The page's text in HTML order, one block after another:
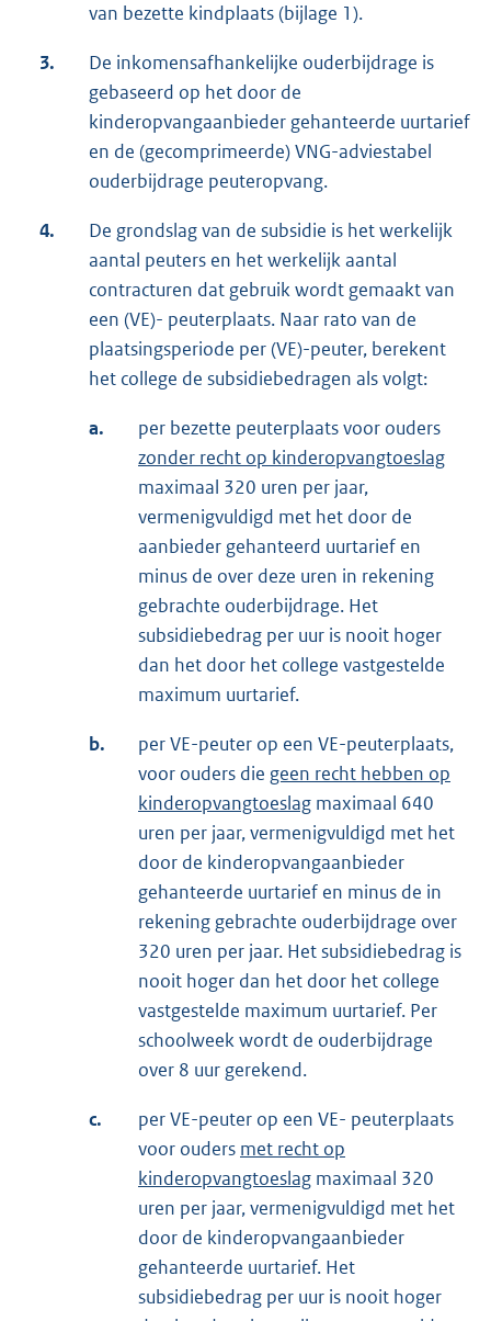
van bezette kindplaats (bijlage 1).
3.
De inkomensafhankelijke ouderbijdrage is
gebaseerd op het door de
kinderopvangaanbieder gehanteerde uurtarief
en de (gecomprimeerde) VNG-adviestabel
ouderbijdrage peuteropvang.
4.
De grondslag van de subsidie is het werkelijk
aantal peuters en het werkelijk aantal
contracturen dat gebruik wordt gemaakt van
een (VE)- peuterplaats. Naar rato van de
plaatsingsperiode per (VE)-peuter, berekent
het college de subsidiebedragen als volgt:
a.
per bezette peuterplaats voor ouders
zonder recht op kinderopvangtoeslag
maximaal 320 uren per jaar,
vermenigvuldigd met het door de
aanbieder gehanteerd uurtarief en
minus de over deze uren in rekening
gebrachte ouderbijdrage. Het
subsidiebedrag per uur is nooit hoger
dan het door het college vastgestelde
maximum uurtarief.
b.
per VE-peuter op een VE-peuterplaats,
voor ouders die geen recht hebben op
kinderopvangtoeslag maximaal 640
uren per jaar, vermenigvuldigd met het
door de kinderopvangaanbieder
gehanteerde uurtarief en minus de in
rekening gebrachte ouderbijdrage over
320 uren per jaar. Het subsidiebedrag is
nooit hoger dan het door het college
vastgestelde maximum uurtarief. Per
schoolweek wordt de ouderbijdrage
over 8 uur gerekend.
c.
per VE-peuter op een VE- peuterplaats
voor ouders met recht op
kinderopvangtoeslag maximaal 320
uren per jaar, vermenigvuldigd met het
door de kinderopvangaanbieder
gehanteerde uurtarief. Het
subsidiebedrag per uur is nooit hoger